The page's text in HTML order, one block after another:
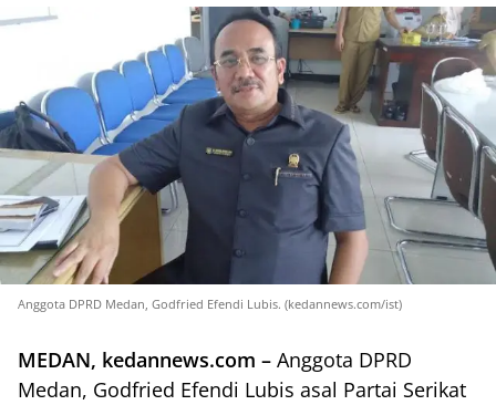
Anggota DPRD Medan, Godfried Efendi Lubis. (kedannews.com/ist)
MEDAN, kedannews.com – Anggota DPRD
Medan, Godfried Efendi Lubis asal Partai Serikat